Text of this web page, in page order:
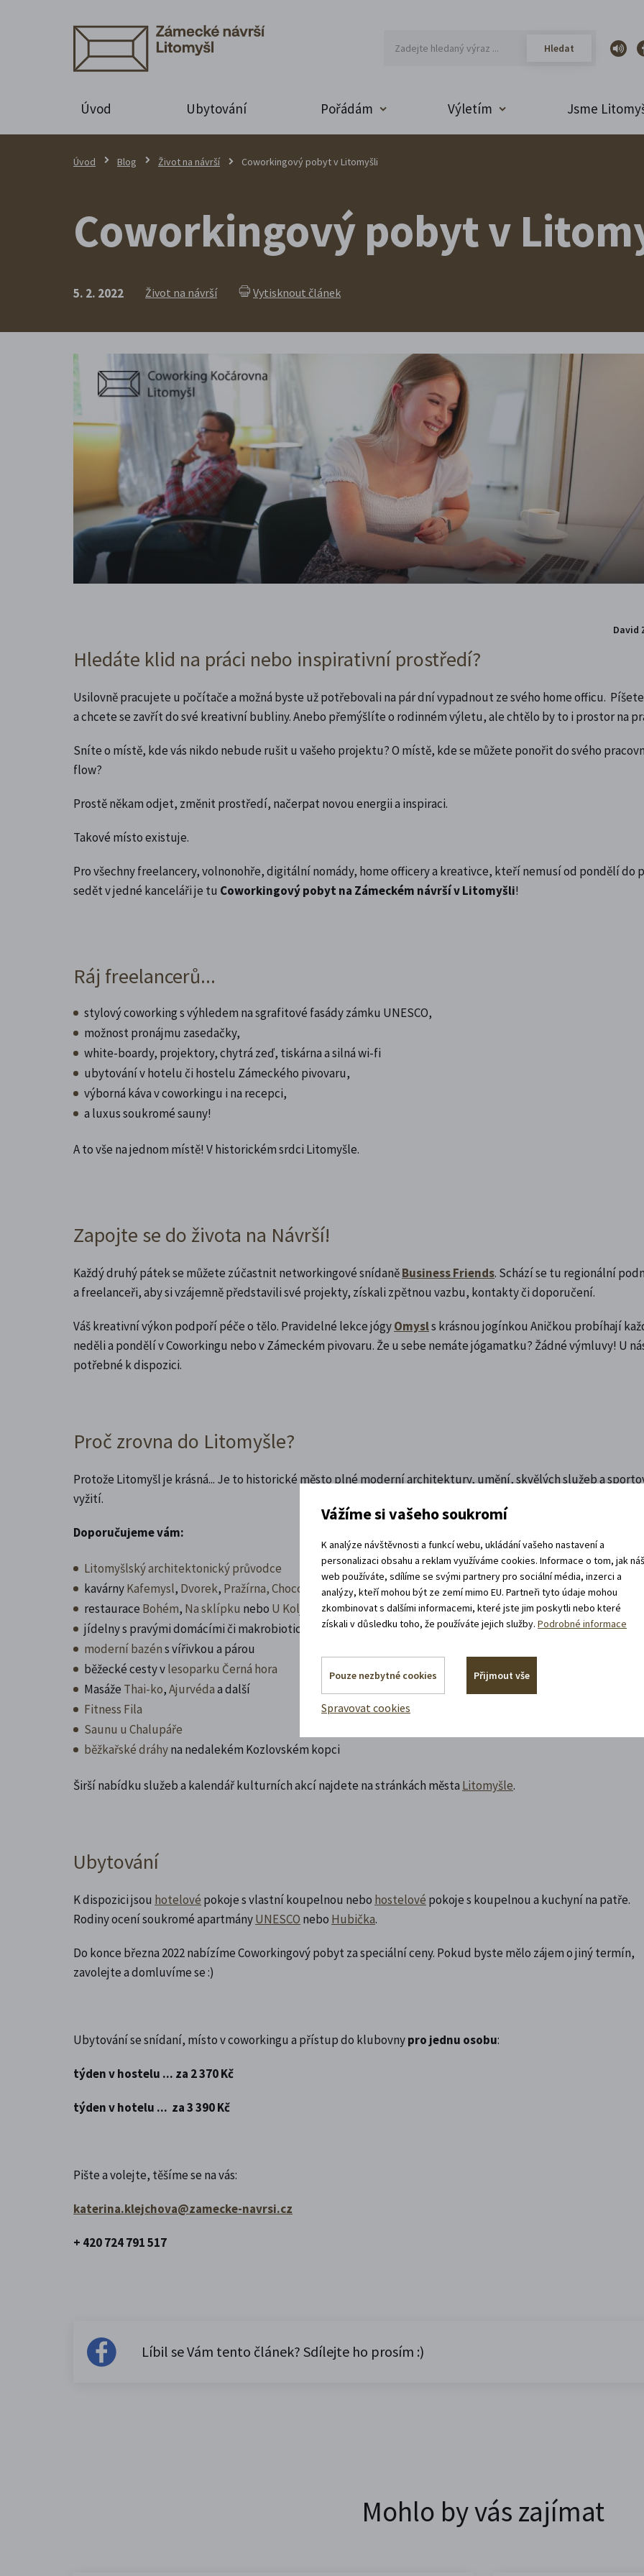
Úvod Ubytování Pořádám Výletím Jsme
Úvod Blog Život na návrší Coworkingový pobyt v Litomyšli
Coworkingový pobyt v
5. 2. 2022 Život na návrší Vytisknout článek
David
Hledáte klid na práci nebo inspirativní prostředí?
Usilovně pracujete u počítače a možná byste už potřebovali na pár dní vypadnout ze svého home officu.
a chcete se zavřít do své kreativní bubliny. Anebo přemýšlíte o rodinném výletu, ale chtělo by to i prostor na
Sníte o místě, kde vás nikdo nebude rušit u vašeho projektu? O místě, kde se můžete ponořit do svého
flow?
Prostě někam odjet, změnit prostředí, načerpat novou energii a inspiraci.
Takové místo existuje.
Pro všechny freelancery, volnonohře, digitální nomády, home officery a kreativce, kteří nemusí od pondělí do
sedět v jedné kanceláři je tu Coworkingový pobyt na Zámeckém návrší v Litomyšli!
Ráj freelancerů...
stylový coworking s výhledem na sgrafitové fasády zámku UNESCO,
možnost pronájmu zasedačky,
white-boardy, projektory, chytrá zeď, tiskárna a silná wi-fi
ubytování v hotelu či hostelu Zámeckého pivovaru,
výborná káva v coworkingu i na recepci,
a luxus soukromé sauny!
A to vše na jednom místě! V historickém srdci Litomyšle.
Zapojte se do života na Návrší!
Každý druhý pátek se můžete zúčastnit networkingové snídaněBusiness Friends. Schází se tu regionální
a freelanceři, aby si vzájemně představili své projekty, získali zpětnou vazbu, kontakty či doporučení.
Váš kreativní výkon podpoří péče o tělo. Pravidelné lekce jógyOmysls krásnou jogínkou Aničkou probíhají
neděli a pondělí v Coworkingu nebo v Zámeckém pivovaru. Že u sebe nemáte jógamatku? Žádné výmluvy! U
potřebné k dispozici.
Proč zrovna do Litomyšle?
Protože Litomyšl je krásná... Je to historické město plné moderní architektury, umění, skvělých služeb a
vyžití.
Doporučujeme vám:
Litomyšlský architektonický průvodce
kavárnyKafemysl, Dvorek, Pražírna,Chocco café
restaurace Bohém, Na sklípku nebo U Kolji
jídelny s pravými domácími či makrobiotickými obědy -RettigovkaaOáza zdraví
moderní bazéns vířivkou a párou
běžecké cesty vlesoparku Černá hora
Masáže Thai-ko,Ajurvédaa další
Fitness Fila
Saunu u Chalupáře
běžkařské dráhyna nedalekém Kozlovském kopci
Širší nabídku služeb a kalendář kulturních akcí najdete na stránkách města Litomyšle.
Ubytování
K dispozici jsou hotelové pokoje s vlastní koupelnou nebo hostelové pokoje s koupelnou a kuchyní na patře.
Rodiny ocení soukromé apartmányUNESCO nebo Hubička.
Do konce března 2022 nabízíme Coworkingový pobyt za speciální ceny. Pokud byste mělo zájem o jiný termín,
zavolejte a domluvíme se :)
Ubytování se snídaní, místo v coworkingu a přístup do klubovnypro jednu osobu:
týden v hostelu ... za 2 370 Kč
týden v hotelu ... za 3 390 Kč
Pište a volejte, těšíme se na vás:
katerina.klejchova@zamecke-navrsi.cz
+ 420 724 791 517
Líbil se Vám tento článek? Sdílejte ho prosím :)
Mohlo by vás zajímat
Vážíme si vašeho soukromí
K analýze návštěvnosti a funkcí webu, ukládání vašeho nastavení a
personalizaci obsahu a reklam využíváme cookies. Informace o tom, jak náš
web používáte, sdílíme se svými partnery pro sociální média, inzerci a
analýzy, kteří mohou být ze zemí mimo EU. Partneři tyto údaje mohou
zkombinovat s dalšími informacemi, které jste jim poskytli nebo které
získali v důsledku toho, že používáte jejich služby.Podrobné informace
Pouze nezbytné cookies Přijmout vše
Spravovat cookies